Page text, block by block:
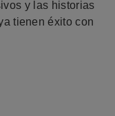
y las historias
tienen éxito con